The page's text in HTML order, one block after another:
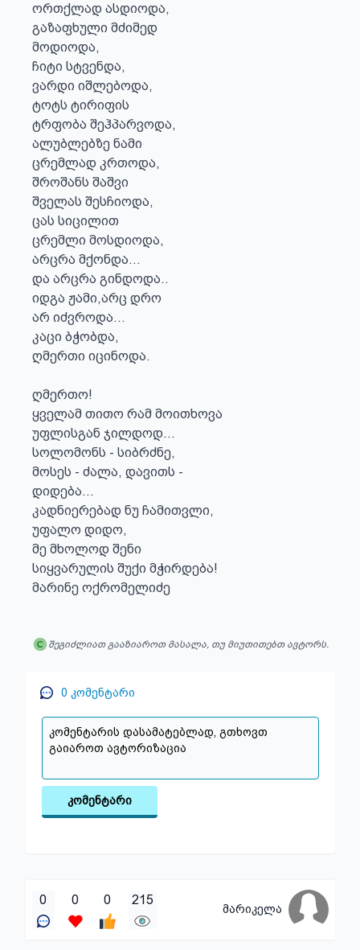
ორთქლად ასდიოდა,
გაზაფხული მძიმედ
მოდიოდა,
ჩიტი სტვენდა,
ვარდი იშლებოდა,
ტოტს ტირიფის
ტრფობა შეჰპარვოდა,
ალუბლებზე ნამი
ცრემლად კრთოდა,
შროშანს შაშვი
შველას შესჩიოდა,
ცას სიცილით
ცრემლი მოსდიოდა,
არცრა მქონდა...
და არცრა გინდოდა..
იდგა ჟამი,არც დრო
არ იძვროდა...
კაცი ბჭობდა,
ღმერთი იცინოდა.
ღმერთო!
ყველამ თითო რამ მოითხოვა
უფლისგან ჯილდოდ...
სოლომონს - სიბრძნე,
მოსეს - ძალა, დავითს -
დიდება...
კადნიერებად ნუ ჩამითვლი,
უფალო დიდო,
მე მხოლოდ შენი
სიყვარულის შუქი მჭირდება!
მარინე ოქრომელიძე
შეგიძლიათ გააზიაროთ მასალა, თუ მიუთითებთ ავტორს.
0 კომენტარი
კომენტარი
0 0 0 215
მარიკელა